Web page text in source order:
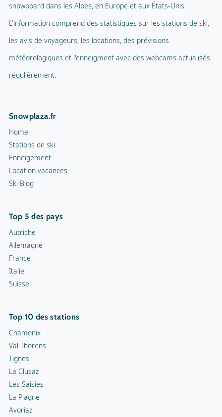
snowboard dans les Alpes, en Europe et aux États-Unis.
L'information comprend des statistiques sur les stations de ski,
les avis de voyageurs, les locations, des prévisions
météorologiques et l'enneigment avec des webcams actualisés
régulièrement.
Snowplaza.fr
Home
Stations de ski
Enneigement
Location vacances
Ski Blog
Top 5 des pays
Autriche
Allemagne
France
Italie
Suisse
Top 10 des stations
Chamonix
Val Thorens
Tignes
La Clusaz
Les Saisies
La Plagne
Avoriaz